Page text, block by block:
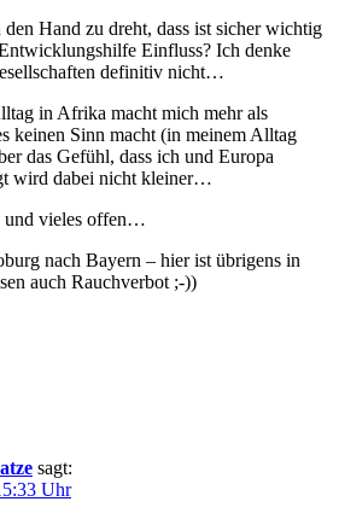
den Hand zu dreht, dass ist sicher wichtig
Einfluss? Ich denke
definitiv nicht…
in Afrika macht mich mehr als
keinen Sinn macht (in meinem Alltag
das Gefühl, dass ich und Europa
wird dabei nicht kleiner…
und vieles offen…
nach Bayern – hier ist übrigens in
auch Rauchverbot ;-))
sagt:
Uhr